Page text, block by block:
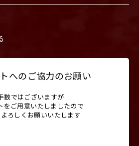
へのご協力のお願い
数ではございますが
をご用意いたしましたので
ろしくお願いいたします